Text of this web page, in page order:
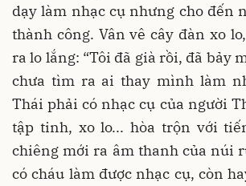
dạy làm nhạc cụ nhưng cho đến
thành công. Vân vê cây đàn xo
ra lo lắng: “Tôi đã già rồi, đã bảy
chưa tìm ra ai thay mình làm
Thái phải có nhạc cụ của người
tập tinh, xo lo... hòa trộn với
chiêng mới ra âm thanh của núi
có cháu làm được nhạc cụ, còn